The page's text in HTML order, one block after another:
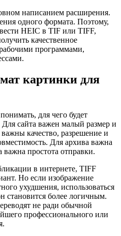
написанием расширения.
одного формата. Поэтому,
HEIC в TIF или TIFF,
качественное
программами,
картинки для
для чего будет
Для сайта важен малый размер и
качество, разрешение и
Для архива важна
простота отправки.
в интернете, TIFF
Но если изображение
ухудшения, использоваться
становится более логичным.
не ради обычной
профессионального или